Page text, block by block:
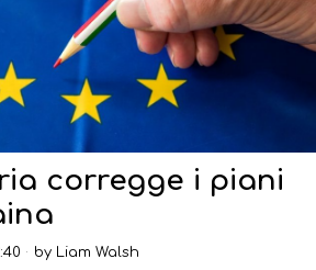
corregge i piani
by Liam Walsh